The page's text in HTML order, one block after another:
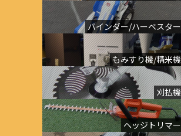
バインダー/ハーベスター
もみすり機/精米機
刈払機
ヘッジトリマー